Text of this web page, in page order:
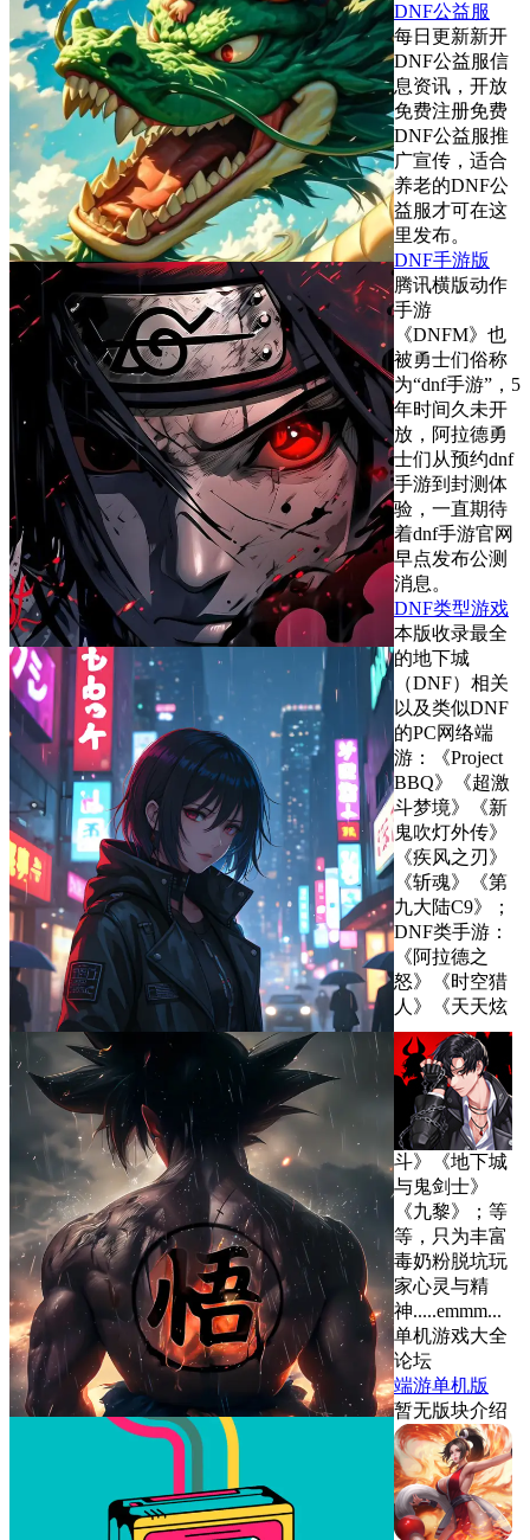
DNF公益服
每日更新新开
DNF公益服信
息资讯，开放
免费注册免费
DNF公益服推
广宣传，适合
养老的DNF公
益服才可在这
里发布。
DNF手游版
腾讯横版动作
手游
《DNFM》也
被勇士们俗称
为“dnf手游”，5
年时间久未开
放，阿拉德勇
士们从预约dnf
手游到封测体
验，一直期待
着dnf手游官网
早点发布公测
消息。
DNF类型游戏
本版收录最全
的地下城
（DNF）相关
以及类似DNF
的PC网络端
游：《Project
BBQ》《超激
斗梦境》《新
鬼吹灯外传》
《疾风之刃》
《斩魂》《第
九大陆C9》；
DNF类手游：
《阿拉德之
怒》《时空猎
人》《天天炫
斗》《地下城
与鬼剑士》
《九黎》；等
等，只为丰富
毒奶粉脱坑玩
家心灵与精
神.....emmm...
单机游戏大全
论坛
端游单机版
暂无版块介绍